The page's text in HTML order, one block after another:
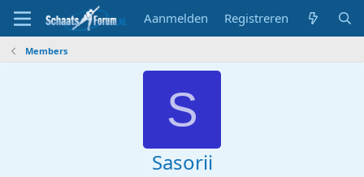
Aanmelden Registreren
Members
S
Sasorii